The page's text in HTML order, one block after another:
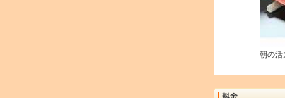
朝の活